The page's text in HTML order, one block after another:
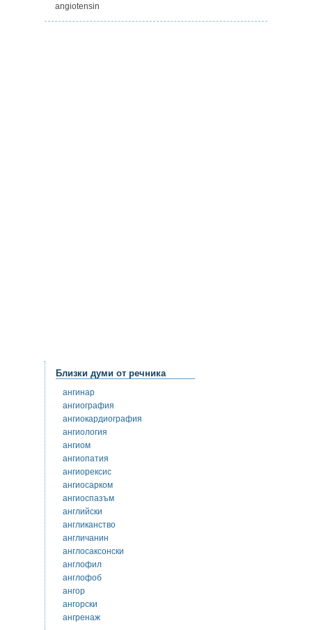
angiotensin
Близки думи от речника
ангинар
ангиография
ангиокардиография
ангиология
ангиом
ангиопатия
ангиорексис
ангиосарком
ангиоспазъм
английски
англиканство
англичанин
англосаксонски
англофил
англофоб
ангор
ангорски
ангренаж